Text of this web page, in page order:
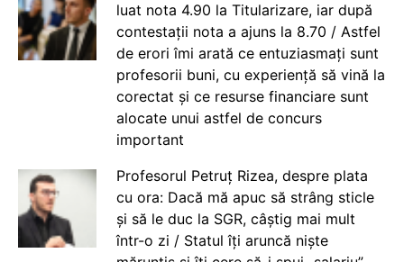
luat nota 4.90 la Titularizare, iar după
contestații nota a ajuns la 8.70 / Astfel
de erori îmi arată ce entuziasmați sunt
profesorii buni, cu experiență să vină la
corectat și ce resurse financiare sunt
alocate unui astfel de concurs
important
Profesorul Petruț Rizea, despre plata
cu ora: Dacă mă apuc să strâng sticle
și să le duc la SGR, câștig mai mult
într-o zi / Statul îți aruncă niște